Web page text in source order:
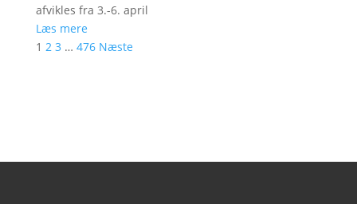
afvikles fra 3.-6. april
Læs mere
1 2 3 … 476 Næste